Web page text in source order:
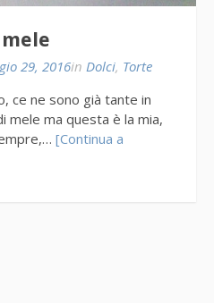
29, 2016in Dolci, Torte
ce ne sono già tante in
ma questa è la mia,
[Continua a